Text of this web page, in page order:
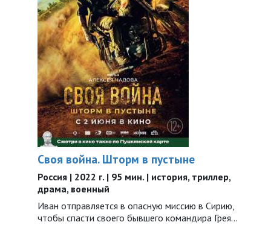
Своя война. Шторм в пустыне
Россия | 2022 г. | 95 мин. | история, триллер,
драма, военный
Иван отправляется в опасную миссию в Сирию,
чтобы спасти своего бывшего командира Грея…